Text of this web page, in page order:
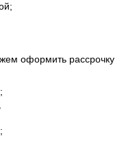
оформить рассрочку